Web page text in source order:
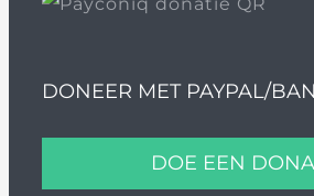
DONEER MET PAYPAL/
DOE EEN